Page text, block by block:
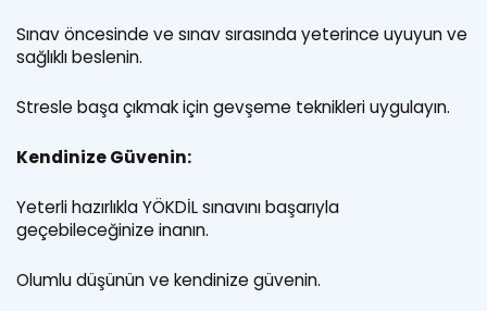
Sınav öncesinde ve sınav sırasında yeterince uyuyun ve
sağlıklı beslenin.
Stresle başa çıkmak için gevşeme teknikleri uygulayın.
Kendinize Güvenin:
Yeterli hazırlıkla YÖKDİL sınavını başarıyla
geçebileceğinize inanın.
Olumlu düşünün ve kendinize güvenin.